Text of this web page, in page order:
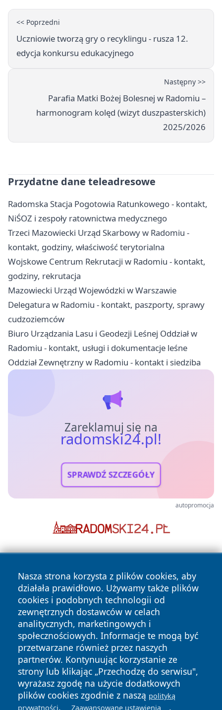
<< Poprzedni
Uczniowie tworzą gry o recyklingu - rusza 12.
edycja konkursu edukacyjnego
Następny >>
Parafia Matki Bożej Bolesnej w Radomiu –
harmonogram kolęd (wizyt duszpasterskich)
2025/2026
Przydatne dane teleadresowe
Radomska Stacja Pogotowia Ratunkowego - kontakt,
NiŚOZ i zespoły ratownictwa medycznego
Trzeci Mazowiecki Urząd Skarbowy w Radomiu -
kontakt, godziny, właściwość terytorialna
Wojskowe Centrum Rekrutacji w Radomiu - kontakt,
godziny, rekrutacja
Mazowiecki Urząd Wojewódzki w Warszawie
Delegatura w Radomiu - kontakt, paszporty, sprawy
cudzoziemców
Biuro Urządzania Lasu i Geodezji Leśnej Oddział w
Radomiu - kontakt, usługi i dokumentacje leśne
Oddział Zewnętrzny w Radomiu - kontakt i siedziba
Zareklamuj się na
radomski24.pl!
SPRAWDŹ SZCZEGÓŁY
autopromocja
Nasza strona korzysta z plików cookies, aby
działała prawidłowo. Używamy także plików
cookies i podobnych technologii od
zewnętrznych dostawców w celach
analitycznych, marketingowych i
społecznościowych. Informacje te mogą być
przetwarzane również przez naszych
partnerów. Kontynuując korzystanie ze
strony lub klikając „Przechodzę do serwisu",
wyrażasz zgodę na użycie dodatkowych
plików cookies zgodnie z naszą polityką
prywatności. Zaawansowane ustawienia .
Copyright © 2026 radomski24.pl Wszystkie prawa
zastrzeżone.
News Autorzy
Polityka
Prywatności
Polityka
Cookies